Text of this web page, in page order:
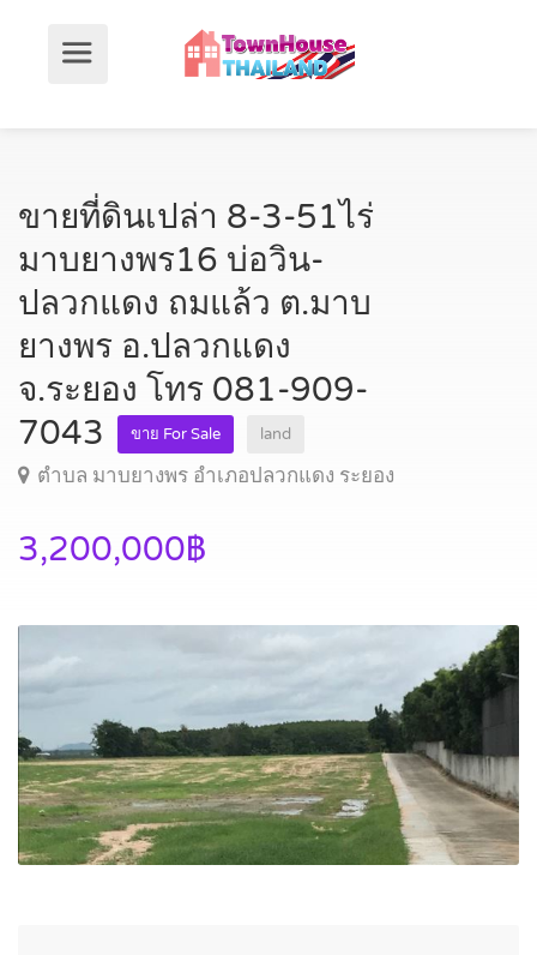
ขายที่ดินเปล่า 8-3-51ไร่
มาบยางพร16 บ่อวิน-
ปลวกแดง ถมแล้ว ต.มาบ
ยางพร อ.ปลวกแดง
จ.ระยอง โทร 081-909-
7043
ขาย For Sale land
ตำบล มาบยางพร อำเภอปลวกแดง ระยอง
3,200,000฿